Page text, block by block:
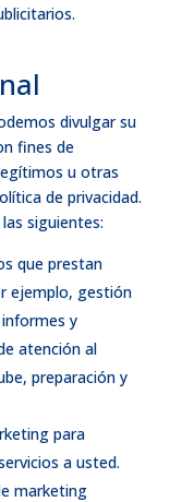
divulgar su
fines de
u otras
de privacidad.
siguientes:
que prestan
ejemplo, gestión
y
atención al
preparación y
para
a usted.
marketing